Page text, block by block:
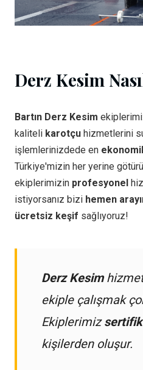
Derz Kesim
Bartın Derz Kesim
kaliteli karotçu hizmetlerini
işlemlerinizdede en
Türkiye'mizin her yerine
ekiplerimizin profesyonel
istiyorsanız bizi hemen
ücretsiz keşif sağlıyoruz!
Derz Kesim
ekiple çalışmak
Ekiplerimiz
kişilerden oluşur.